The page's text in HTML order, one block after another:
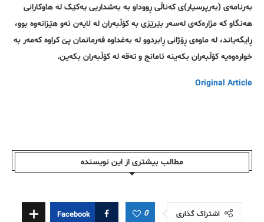
بەرنامەی (بەرپرسیار)ی کەناڵی ڕووداو بە بەشداریی یەکێک لە هاوکارانی
هەنگاو کە مژارەکەی لەسەر بێرێزی بە کۆڵبەران لە لایەن ئەو هێزانەوە بوو،
ڕایگەیاند، لە ماوەی ڕۆژانی ڕابردوو لە بەغداوە فەرمانمان پێ کراوە کەمەر بە
خوارەوەیە کۆڵبەران بکەینە ئامانج و تەقە لە کۆڵبەران بکەین.
Original Article
مطالب بیشتری از این نویسندە
اشتراک گذاری 0
Facebook